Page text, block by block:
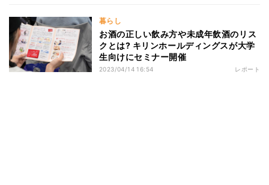
暮らし
お酒の正しい飲み方や未成年飲酒のリス
クとは? キリンホールディングスが大学
生向けにセミナー開催
2023/04/14 16:54 レポート